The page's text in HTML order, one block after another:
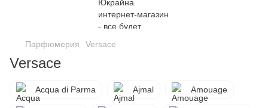
Парфюмерия Versace
Versace
Acqua di Parma Ajmal Amouage